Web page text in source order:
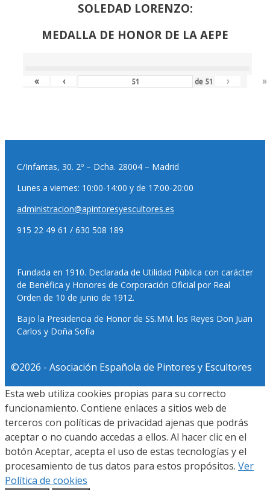
SOLEDAD LORENZO:
MEDALLA DE HONOR DE LA AEPE
« ‹ de 51 › »
C/Infantas, 30. 2º – Dcha. 28004 – Madrid
Lunes a viernes: 10:00-14:00 y de 17:00-20:00
administracion@apintoresyescultores.es
915 22 49 61 / 630 508 189
Fundada en 1910. Declarada de Utilidad Pública con carácter
de Benéfica y Honores de Corporación Oficial por Real
Orden de 10 de junio de 1912.
Bajo la Presidencia de Honor de SS.MM. los Reyes Don Juan
Carlos y Doña Sofía
©2026 - Asociación Española de Pintores y Escultores
Esta web utiliza cookies propias para su correcto
funcionamiento. Contiene enlaces a sitios web de
terceros con políticas de privacidad ajenas que podrás
aceptar o no cuando accedas a ellos. Al hacer clic en el
botón Aceptar, acepta el uso de estas tecnologías y el
procesamiento de tus datos para estos propósitos. Ver
Política de cookies